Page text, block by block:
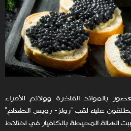
بالموائد الفاخرة وولائم الأمراء
عليه لقب "رولز- رويس الطعام"
الهالة المحيطة بالكافيار في اختلاط